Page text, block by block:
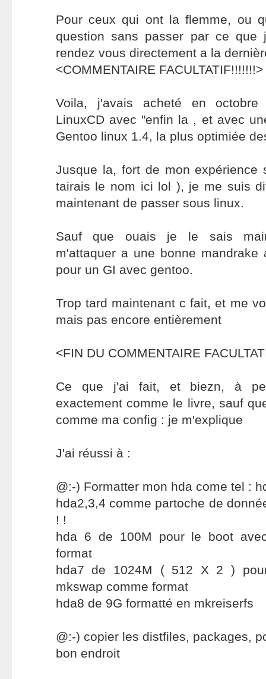
Pour ceux qui ont la flemme, ou
question sans passer par ce que
rendez vous directement a la
<COMMENTAIRE FACULTATIF!!!!!!!>
Voila, j'avais acheté en
LinuxCD avec "enfin la , et avec
Gentoo linux 1.4, la plus optimiée
Jusque la, fort de mon expérience
tairais le nom ici lol ), je me suis
maintenant de passer sous linux.
Sauf que ouais je le sais
m'attaquer a une bonne mandrake
pour un GI avec gentoo.
Trop tard maintenant c fait, et me
mais pas encore entièrement
<FIN DU COMMENTAIRE
Ce que j'ai fait, et biezn, à
exactement comme le livre, sauf
comme ma config : je m'explique
J'ai réussi à :
@:-) Formatter mon hda come tel :
hda2,3,4 comme partoche de
! !
hda 6 de 100M pour le boot
format
hda7 de 1024M ( 512 X 2 )
mkswap comme format
hda8 de 9G formatté en mkreiserfs
@:-) copier les distfiles, packages,
bon endroit